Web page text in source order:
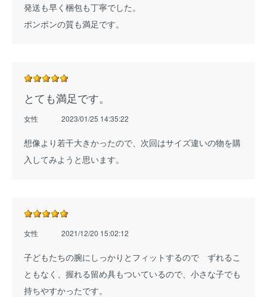
発送も早く梱包も丁寧でした。
ポンポンの質も満足です。
とても満足です。
女性 2023/01/25 14:35:22
想像より若干大きかったので、次回はサイズ違いの物を購
入してみようと思います。
女性 2021/12/20 15:02:12
子どもたちの腕にしっかりとフィットするので ずれるこ
ともなく、握れる留め具もついているので、小さな子でも
持ちやすかったです。